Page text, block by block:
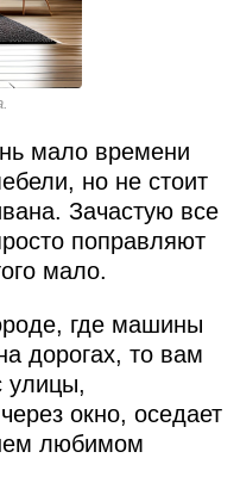
мало времени
но не стоит
Зачастую все
поправляют
мало.
где машины
дорогах, то вам
улицы,
окно, оседает
любимом